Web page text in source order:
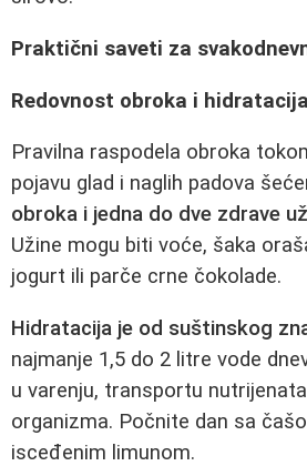
Praktični saveti za
Redovnost obroka i hidratacija
Pravilna raspodela obroka
pojavu glad i naglih padova
obroka i jedna do dve zdrave
Užine mogu biti voće, šaka
jogurt ili parče crne čokolade.
Hidratacija je od suštinskog
najmanje 1,5 do 2 litre vode
u varenju, transportu
organizma. Počnite dan sa
isceđenim limunom.